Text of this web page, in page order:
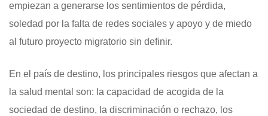
empiezan a generarse los sentimientos de pérdida,
soledad por la falta de redes sociales y apoyo y de miedo
al futuro proyecto migratorio sin definir.
En el país de destino, los principales riesgos que afectan a
la salud mental son: la capacidad de acogida de la
sociedad de destino, la discriminación o rechazo, los